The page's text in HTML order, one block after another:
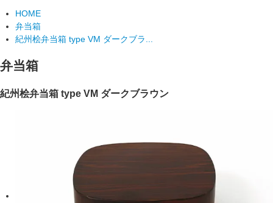
HOME
弁当箱
紀州桧弁当箱 type VM ダークブラ...
弁当箱
紀州桧弁当箱 type VM ダークブラウン